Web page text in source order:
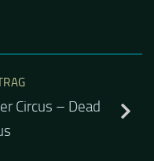
Circus – Dead